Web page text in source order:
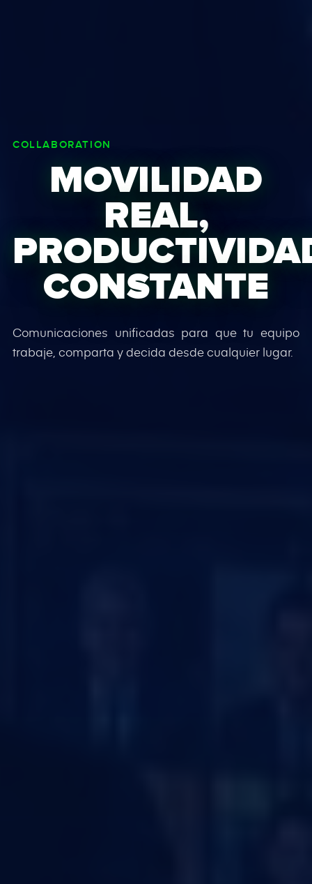
COLLABORATION
MOVILIDAD
REAL,
CONSTANTE
Comunicaciones unificadas para que tu equipo
trabaje, comparta y decida desde cualquier lugar.